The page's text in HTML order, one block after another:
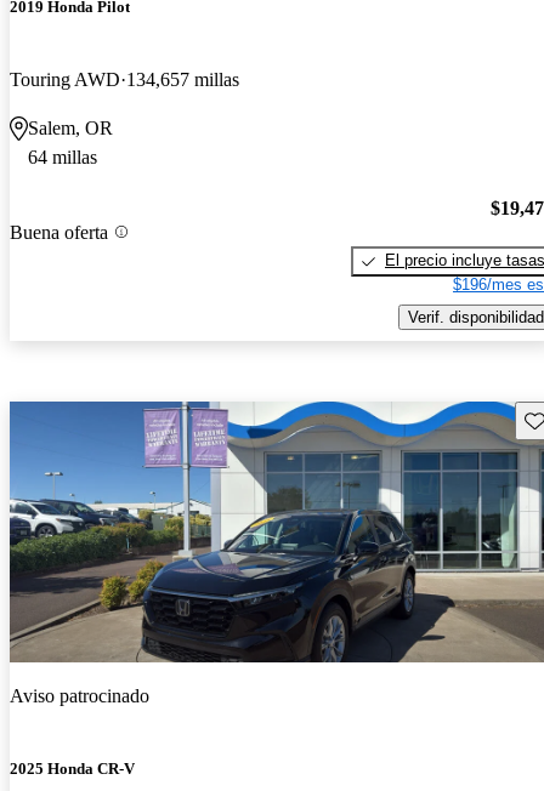
2019 Honda Pilot
Touring AWD 134,657 millas
Salem, OR
64 millas
Buena oferta
El precio incluye tasas
$196/mes
Verif. disponibilidad
Aviso patrocinado
2025 Honda CR-V